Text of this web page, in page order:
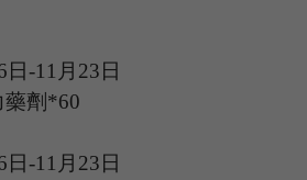
日-11 月 23 日
劑 *60
日-11 月 23 日